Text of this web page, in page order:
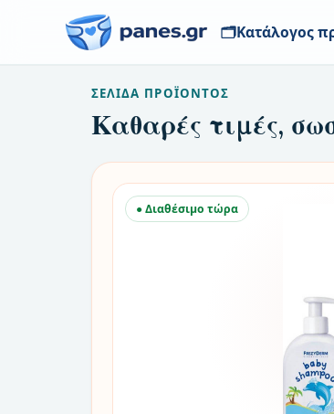
🗂️Κατάλογος
ΣΕΛΊΔΑ ΠΡΟΪΌΝΤΟΣ
Καθαρές τιμές,
● Διαθέσιμο τώρα